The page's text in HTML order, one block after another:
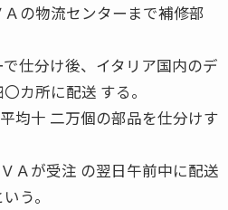
の物流センターまで補修部
仕分け後、イタリア国内のデ
カ所に配送 する。
均十 二万個の部品を仕分けす
Ａが受注 の翌日午前中に配送
う。